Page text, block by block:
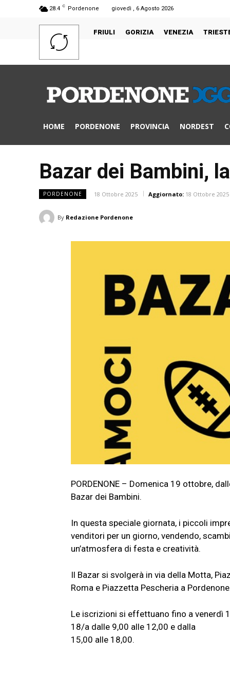
28.4 C Pordenone giovedì , 6 Agosto 2026
FRIULI GORIZIA VENEZIA
HOME PORDENONE PROVINCIA NORDEST
Bazar dei Bambini,
PORDENONE 18 Ottobre 2025 Aggiornato: 18 Ottobre 2025
By Redazione Pordenone
PORDENONE – Domenica 19 ottobre,
Bazar dei Bambini.
In questa speciale giornata, i piccoli
venditori per un giorno, vendendo,
un’atmosfera di festa e creatività.
Il Bazar si svolgerà in via della Motta,
Roma e Piazzetta Pescheria a
Le iscrizioni si effettuano fino a venerdì
18/a dalle 9,00 alle 12,00 e dalla
15,00 alle 18,00.